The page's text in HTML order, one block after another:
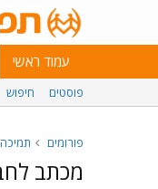
עמוד ראשי
פוסטים חיפוש
פורומים תמיכה
מכתב